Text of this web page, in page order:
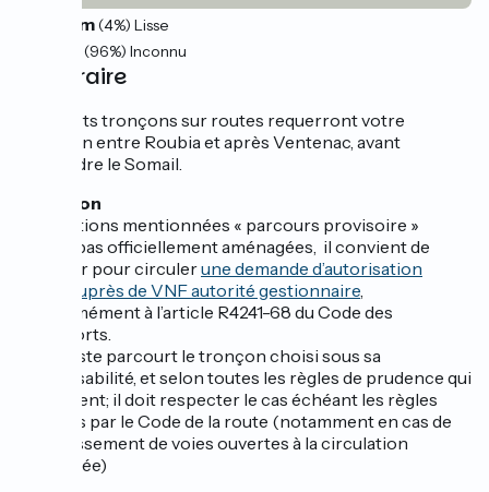
0.81km(4%) Lisse
(96%) Inconnu
L’itinéraire
De courts tronçons sur routes requerront votre
attention entre Roubia et après Ventenac, avant
d’atteindre le Somail.
Attention
Les sections mentionnées « parcours provisoire »
n’étant pas officiellement aménagées, il convient de
solliciter pour circulerune demande d’autorisation
écrite auprès de VNF autorité gestionnaire,
conformément à l’article R4241-68 du Code des
Transports.
Le cycliste parcourt le tronçon choisi sous sa
responsabilité, et selon toutes les règles de prudence qui
s’imposent; il doit respecter le cas échéant les règles
édictées par le Code de la route (notamment en cas de
franchissement de voies ouvertes à la circulation
motorisée)